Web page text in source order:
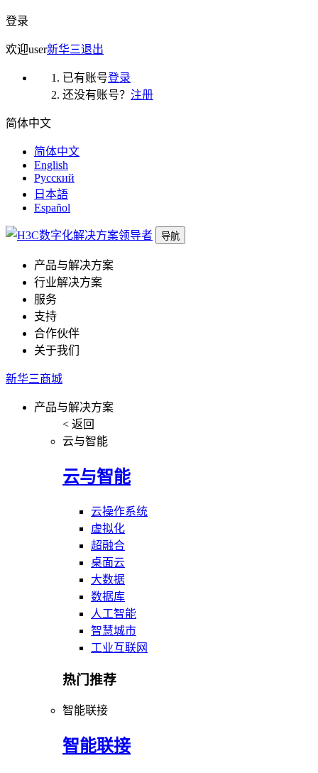
登录
欢迎user新华三退出
已有账号登录
还没有账号？ 注册
简体中文
简体中文
English
Русский
日本語
Español
导航
产品与解决方案
行业解决方案
服务
支持
合作伙伴
关于我们
新华三商城
产品与解决方案
< 返回
云与智能
云与智能
云操作系统
虚拟化
超融合
桌面云
大数据
数据库
人工智能
智慧城市
工业互联网
热门推荐
智能联接
智能联接